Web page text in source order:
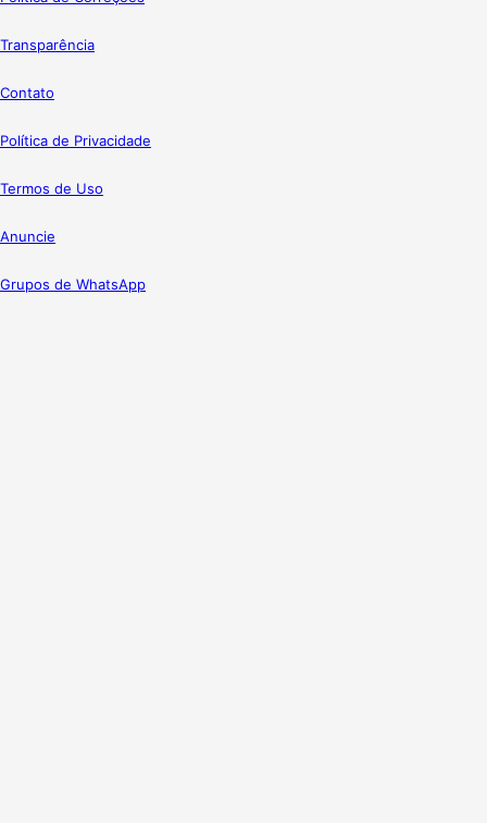
Transparência
Contato
Política de Privacidade
Termos de Uso
Anuncie
Grupos de WhatsApp